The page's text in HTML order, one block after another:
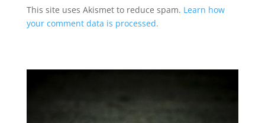
This site uses Akismet to reduce spam. Learn how
your comment data is processed.